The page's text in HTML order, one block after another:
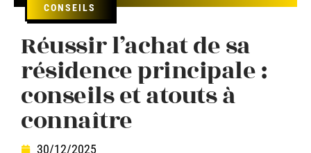
CONSEILS
Réussir l’achat de sa
résidence principale :
conseils et atouts à
connaître
30/12/2025